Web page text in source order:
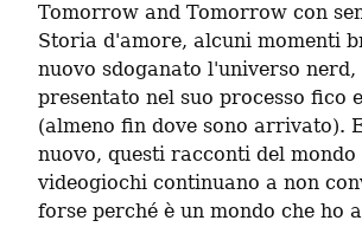
Tomorrow and Tomorrow con
Storia d'amore, alcuni momenti
nuovo sdoganato l'universo nerd,
presentato nel suo processo fico
(almeno fin dove sono arrivato).
nuovo, questi racconti del mondo
videogiochi continuano a non
forse perché è un mondo che ho